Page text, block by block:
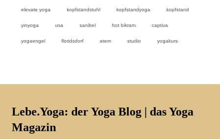
elevate yoga kopfstandstuhl kopfstandyoga kopfstand
yinyoga usa sanibel hot bikram captiva
yogaengel floridsdorf atem studio yogakurs
Lebe.Yoga: der Yoga Blog | das Yoga
Magazin